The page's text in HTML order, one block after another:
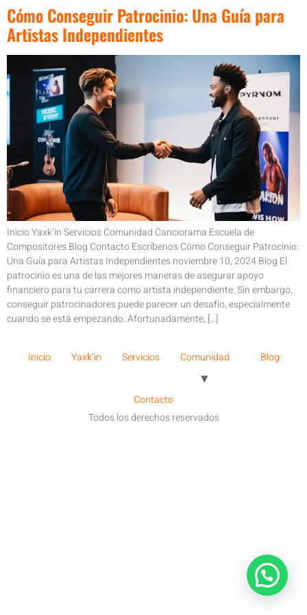
Cómo Conseguir Patrocinio: Una Guía para
Artistas Independientes
Inicio Yaxk’in Servicios Comunidad Canciorama Escuela de
Compositores Blog Contacto Escríbenos Cómo Conseguir Patrocinio:
Una Guía para Artistas Independientes noviembre 10, 2024 Blog El
patrocinio es una de las mejores maneras de asegurar apoyo
financiero para tu carrera como artista independiente. Sin embargo,
conseguir patrocinadores puede parecer un desafío, especialmente
cuando se está empezando. Afortunadamente, […]
Inicio Yaxk’in Servicios Comunidad Blog
Contacto
Todos los derechos reservados